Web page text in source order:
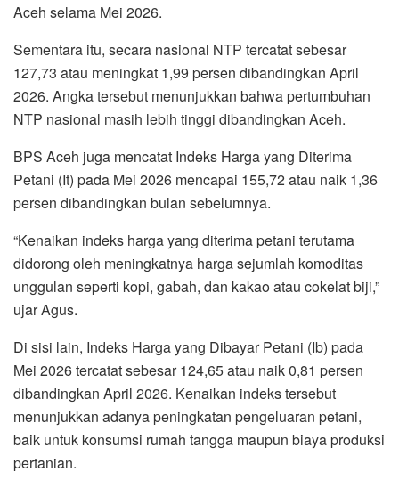
Aceh selama Mei 2026.
Sementara itu, secara nasional NTP tercatat sebesar
127,73 atau meningkat 1,99 persen dibandingkan April
2026. Angka tersebut menunjukkan bahwa pertumbuhan
NTP nasional masih lebih tinggi dibandingkan Aceh.
BPS Aceh juga mencatat Indeks Harga yang Diterima
Petani (It) pada Mei 2026 mencapai 155,72 atau naik 1,36
persen dibandingkan bulan sebelumnya.
“Kenaikan indeks harga yang diterima petani terutama
didorong oleh meningkatnya harga sejumlah komoditas
unggulan seperti kopi, gabah, dan kakao atau cokelat biji,”
ujar Agus.
Di sisi lain, Indeks Harga yang Dibayar Petani (Ib) pada
Mei 2026 tercatat sebesar 124,65 atau naik 0,81 persen
dibandingkan April 2026. Kenaikan indeks tersebut
menunjukkan adanya peningkatan pengeluaran petani,
baik untuk konsumsi rumah tangga maupun biaya produksi
pertanian.